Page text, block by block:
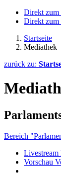
Direkt zum
Direkt zum
Startseite
Mediathek
zurück zu:
Bereich
Livestream
Vorschau